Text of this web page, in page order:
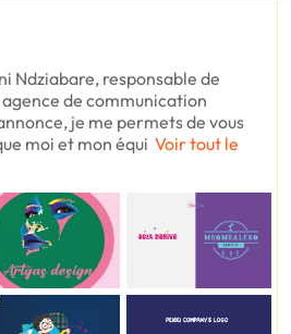
Ndziabare, responsable de
agence de communication
je me permets de vous
moi et mon équi Voir tout le